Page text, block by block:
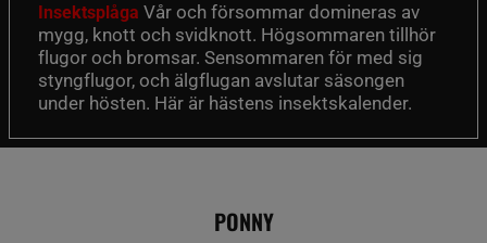
Insektsplåga Vår och försommar domineras av
mygg, knott och svidknott. Högsommaren tillhör
flugor och bromsar. Sensommaren för med sig
styngflugor, och älgflugan avslutar säsongen
under hösten. Här är hästens insektskalender.
PONNY